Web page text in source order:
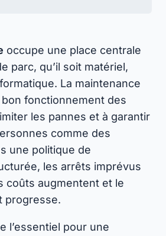
occupe une place centrale
parc, qu’il soit matériel,
La maintenance
fonctionnement des
les pannes et à garantir
comme des
une politique de
les arrêts imprévus
coûts augmentent et le
progresse.
l’essentiel pour une